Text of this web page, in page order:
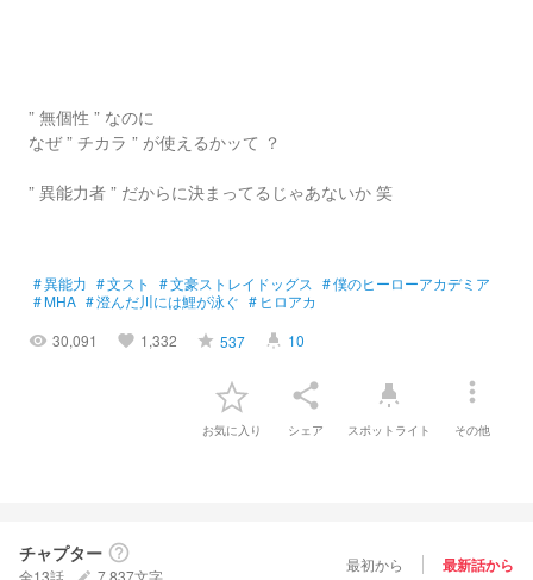
” 無個性 ” なのに
なぜ ” チカラ ” が使えるかッて ？
” 異能力者 ” だからに決まってるじゃあないか 笑
#異能力 #文スト #文豪ストレイドッグス #僕のヒーローアカデミア
#MHA #澄んだ川には鯉が泳ぐ # ヒロアカ
visibility 30,091 favorite 1,332 grade 537 highlight 10
お気に入り
share
シェア
highlight
スポットライト
more_vert
その他
チャプター help_outline 最初から 最新話から